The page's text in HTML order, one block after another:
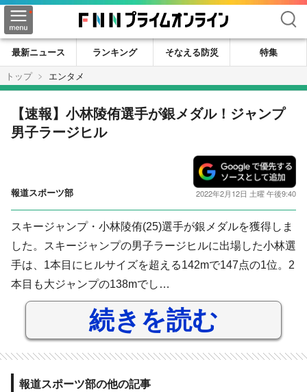
検索
最新ニュース ランキング そなえる防災
特集
トップ
エンタメ
【速報】小林陵侑選手が銀メダル！ジャンプ
男子ラージヒル
報道スポーツ部 2022年2月12日 土曜 午後9:40
スキージャンプ・小林陵侑(25)選手が銀メダルを獲得しま
した。スキージャンプの男子ラージヒルに出場した小林選
手は、1本目にヒルサイズを超える142mで147点の1位。2
本目も大ジャンプの138mでし…
続きを読む
報道スポーツ部の他の記事